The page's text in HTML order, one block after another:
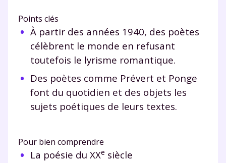
Points clés
À partir des années 1940, des poètes
célèbrent le monde en refusant
toutefois le lyrisme romantique.
Des poètes comme Prévert et Ponge
font du quotidien et des objets les
sujets poétiques de leurs textes.
Pour bien comprendre
La poésie du XXe siècle